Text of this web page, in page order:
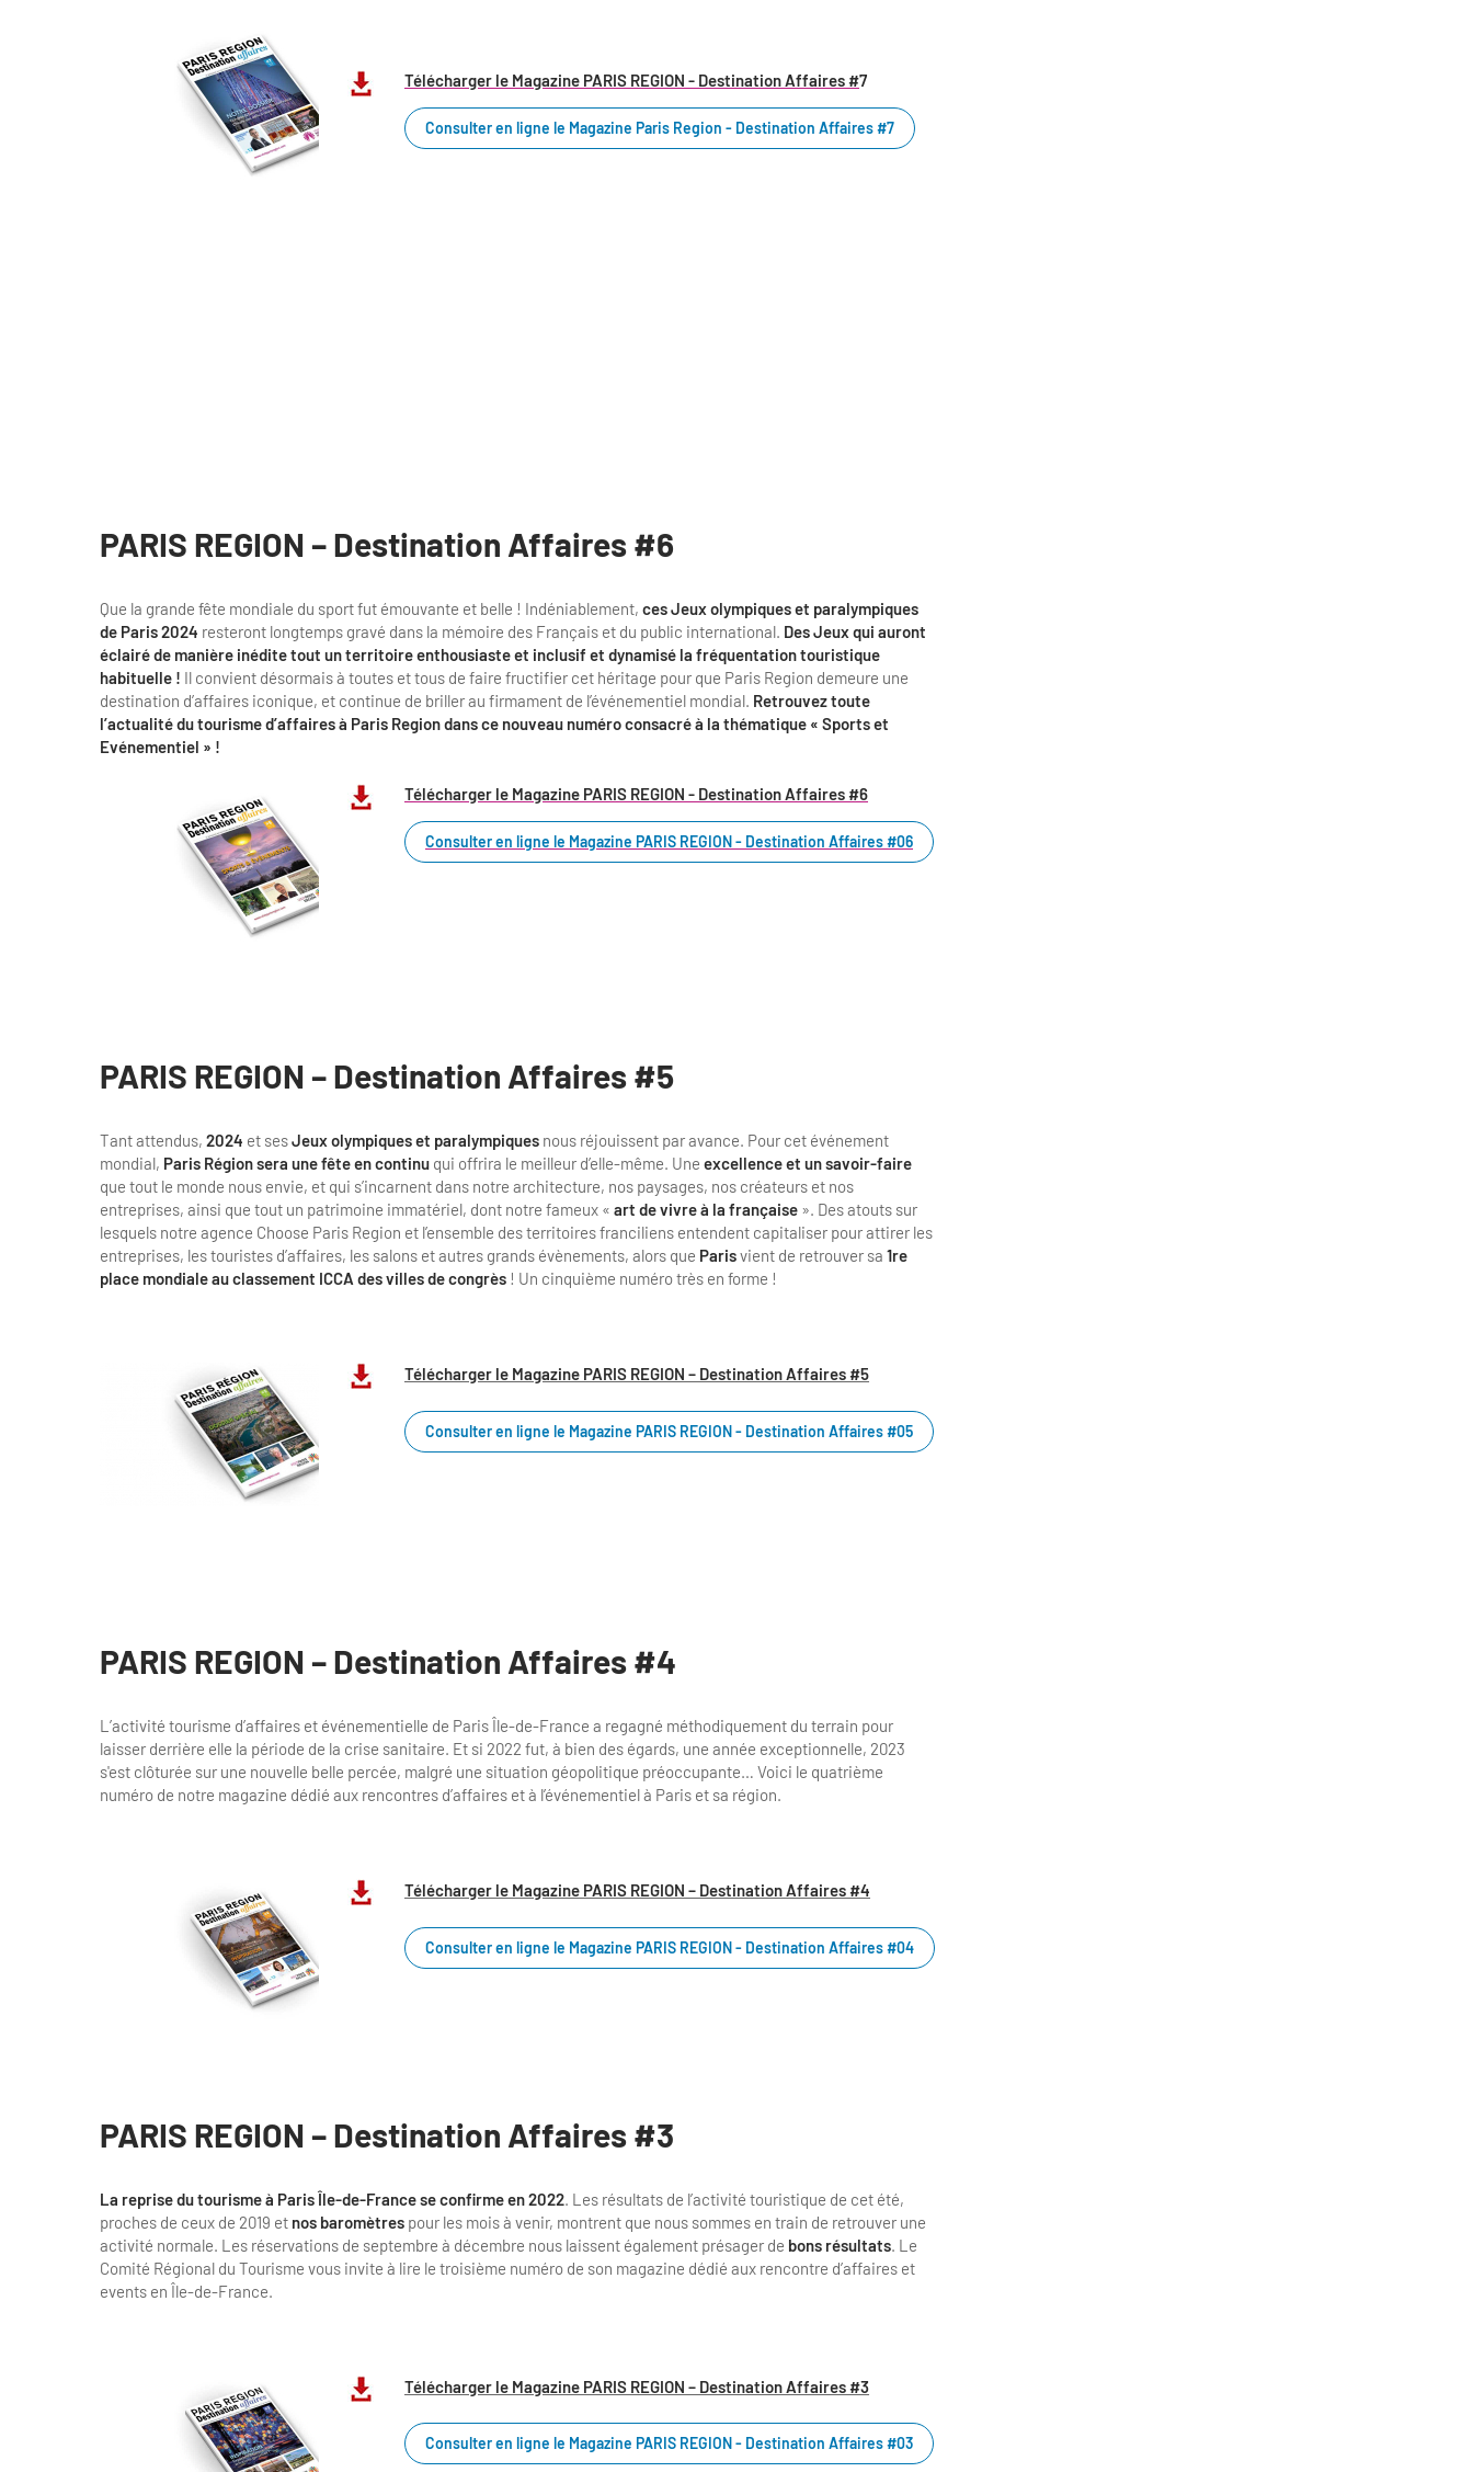
Télécharger le Magazine PARIS REGION - Destination Affaires #7
Consulter en ligne le Magazine Paris Region - Destination Affaires #7
PARIS REGION – Destination Affaires #6
Que la grande fête mondiale du sport fut émouvante et belle ! Indéniablement, ces Jeux olympiques et paralympiques
de Paris 2024 resteront longtemps gravé dans la mémoire des Français et du public international. Des Jeux qui auront
éclairé de manière inédite tout un territoire enthousiaste et inclusif et dynamisé la fréquentation touristique
habituelle ! Il convient désormais à toutes et tous de faire fructifier cet héritage pour que Paris Region demeure une
destination d’affaires iconique, et continue de briller au firmament de l’événementiel mondial. Retrouvez toute
l’actualité du tourisme d’affaires à Paris Region dans ce nouveau numéro consacré à la thématique « Sports et
Evénementiel » !
Télécharger le Magazine PARIS REGION - Destination Affaires #6
Consulter en ligne le Magazine PARIS REGION - Destination Affaires #06
PARIS REGION – Destination Affaires #5
Tant attendus, 2024 et sesJeux olympiques et paralympiquesnous réjouissent par avance. Pour cet événement
mondial, Paris Région sera une fête en continuqui offrira le meilleur d’elle-même. Une excellence et un savoir-faire
que tout le monde nous envie, et qui s’incarnent dans notre architecture, nos paysages, nos créateurs et nos
entreprises, ainsi que tout un patrimoine immatériel, dont notre fameux « art de vivre à la française». Des atouts sur
lesquels notre agence Choose Paris Region et l’ensemble des territoires franciliens entendent capitaliser pour attirer les
entreprises, les touristes d’affaires, les salons et autres grands évènements, alors que Parisvient de retrouver sa 1re
place mondiale au classement ICCA des villes de congrès! Un cinquième numéro très en forme !
Télécharger le Magazine PARIS REGION – Destination Affaires #5
Consulter en ligne le Magazine PARIS REGION - Destination Affaires #05
PARIS REGION – Destination Affaires #4
L’activité tourisme d’affaires et événementielle de Paris Île-de-France a regagné méthodiquement du terrain pour
laisser derrière elle la période de la crise sanitaire. Et si 2022 fut, à bien des égards, une année exceptionnelle, 2023
s'est clôturée sur une nouvelle belle percée, malgré une situation géopolitique préoccupante… Voici le quatrième
numéro de notre magazine dédié aux rencontres d’affaires et à l’événementiel à Paris et sa région.
Télécharger le Magazine PARIS REGION – Destination Affaires #4
Consulter en ligne le Magazine PARIS REGION - Destination Affaires #04
PARIS REGION – Destination Affaires #3
La reprise du tourisme à Paris Île-de-France se confirme en 2022. Les résultats de l’activité touristique de cet été,
proches de ceux de 2019 et nos baromètrespour les mois à venir, montrent que nous sommes en train de retrouver une
activité normale. Les réservations de septembre à décembre nous laissent également présager de bons résultats. Le
Comité Régional du Tourisme vous invite à lire le troisième numéro de son magazine dédié aux rencontre d’affaires et
events en Île-de-France.
Télécharger le Magazine PARIS REGION – Destination Affaires #3
Consulter en ligne le Magazine PARIS REGION - Destination Affaires #03